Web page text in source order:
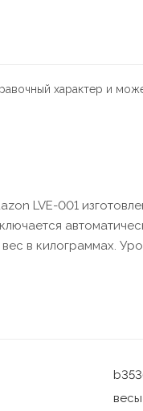
характер и
LVE-001
в килограммах.